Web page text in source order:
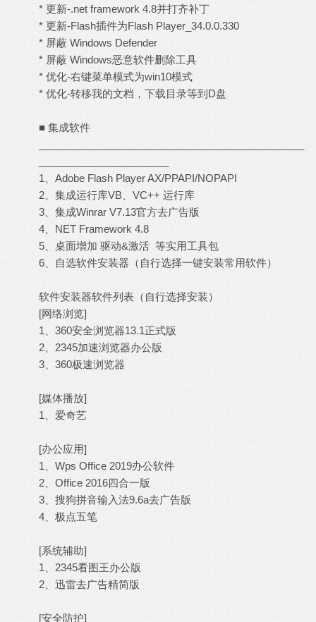
* 更新-.net framework 4.8并打齐补丁
* 更新-Flash插件为Flash Player_34.0.0.330
* 屏蔽 Windows Defender
* 屏蔽 Windows恶意软件删除工具
* 优化-右键菜单模式为win10模式
* 优化-转移我的文档，下载目录等到D盘
■ 集成软件
1、Adobe Flash Player AX/PPAPI/NOPAPI
2、集成运行库VB、VC++ 运行库
3、集成Winrar V7.13官方去广告版
4、NET Framework 4.8
5、桌面增加 驱动&激活 等实用工具包
6、自选软件安装器（自行选择一键安装常用软件）
软件安装器软件列表（自行选择安装）
[网络浏览]
1、360安全浏览器13.1正式版
2、2345加速浏览器办公版
3、360极速浏览器
[媒体播放]
1、爱奇艺
[办公应用]
1、Wps Office 2019办公软件
2、Office 2016四合一版
3、搜狗拼音输入法9.6a去广告版
4、极点五笔
[系统辅助]
1、2345看图王办公版
2、迅雷去广告精简版
[安全防护]